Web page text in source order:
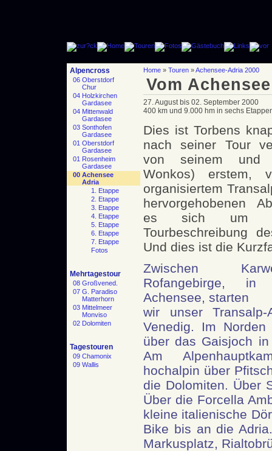
Alpencross
06 Oberstdorf
Chur
04 Holzkirchen
Gardasee
04 Mittenwald
Gardasee
03 Sonthofen
Gardasee
01 Oberstdorf
Gardasee
01 Rosenheim
Gardasee
00 Achensee
Adria
1. Etappe
2. Etappe
3. Etappe
4. Etappe
5. Etappe
6. Etappe
7. Etappe
Fotos
Mehrtagestour
08 Großvened.
07 G. Paradiso
Matterhorn
03 Mittelmeer
Monviso
02 Dolomiten
Tagestouren
09 Chamonix
09 Wallis
Home » Touren »Achensee-Adria 2000
Vom
27. August bis 02. September 2000
400 km und 9.000 hm in sechs
Dies ist Torbens
nach seiner Tour
von seinem und
Wonkos) erstem,
organisiertem
hervorgehobenen
es sich um
Tourbeschreibung
Und dies ist die
Zwischen
Rofangebirge,
Achensee, starten
wir unser Transalp-
Venedig. Im
über das Gaisjoch
Am
hochalpin über
die Dolomiten. Über
Über die Forcella
kleine italienische
Bike bis an die
Markusplatz,